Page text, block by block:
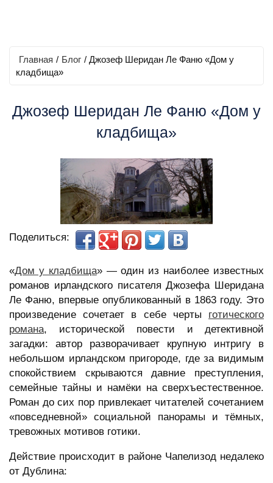
Главная / Блог / Джозеф Шеридан Ле Фаню «Дом у
кладбища»
Джозеф Шеридан Ле Фаню «Дом у
кладбища»
Поделиться:
«Дом у кладбища» — один из наиболее известных
романов ирландского писателя Джозефа Шеридана
Ле Фаню, впервые опубликованный в 1863 году. Это
произведение сочетает в себе черты готического
романа, исторической повести и детективной
загадки: автор разворачивает крупную интригу в
небольшом ирландском пригороде, где за видимым
спокойствием скрываются давние преступления,
семейные тайны и намёки на сверхъестественное.
Роман до сих пор привлекает читателей сочетанием
«повседневной» социальной панорамы и тёмных,
тревожных мотивов готики.
Действие происходит в районе Чапелизод недалеко
от Дублина: